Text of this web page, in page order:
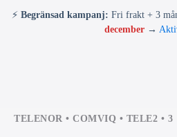
⚡ Begränsad kampanj: Fri frakt + 3
december →
TELENOR • COMVIQ • TELE2 • 3